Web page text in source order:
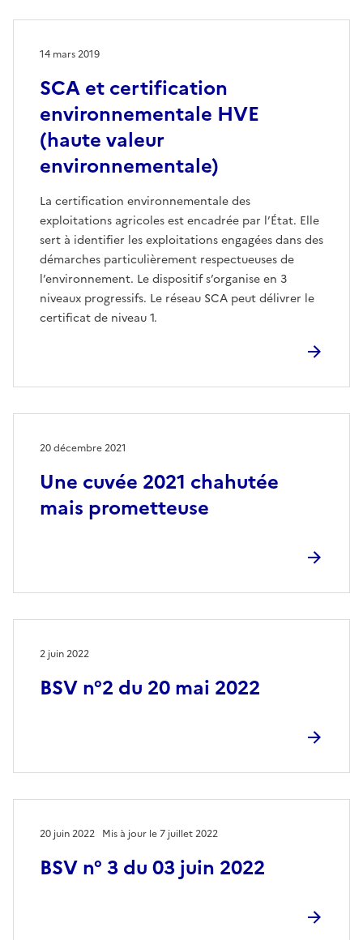
SCA et certification
environnementale HVE
(haute valeur
environnementale)
14 mars 2019
La certification environnementale des
exploitations agricoles est encadrée par l’État. Elle
sert à identifier les exploitations engagées dans des
démarches particulièrement respectueuses de
l’environnement. Le dispositif s’organise en 3
niveaux progressifs. Le réseau SCA peut délivrer le
certificat de niveau 1.
Une cuvée 2021 chahutée
mais prometteuse
20 décembre 2021
BSV n°2 du 20 mai 2022
2 juin 2022
BSV n° 3 du 03 juin 2022
20 juin 2022 Mis à jour le 7 juillet 2022